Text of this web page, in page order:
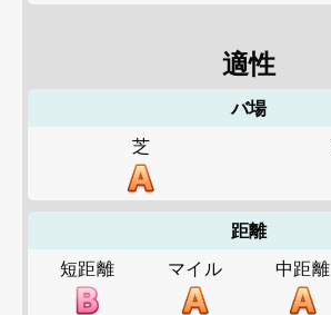
適性
バ場
芝
距離
短距離
マイル 中距離